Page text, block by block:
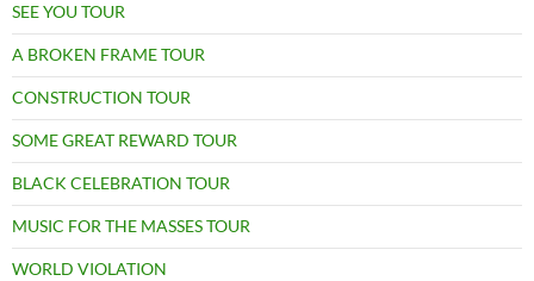
SEE YOU TOUR
A BROKEN FRAME TOUR
CONSTRUCTION TOUR
SOME GREAT REWARD TOUR
BLACK CELEBRATION TOUR
MUSIC FOR THE MASSES TOUR
WORLD VIOLATION